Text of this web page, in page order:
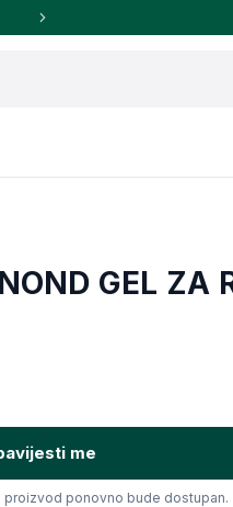
GEL ZA
me
ponovno bude dostupan.